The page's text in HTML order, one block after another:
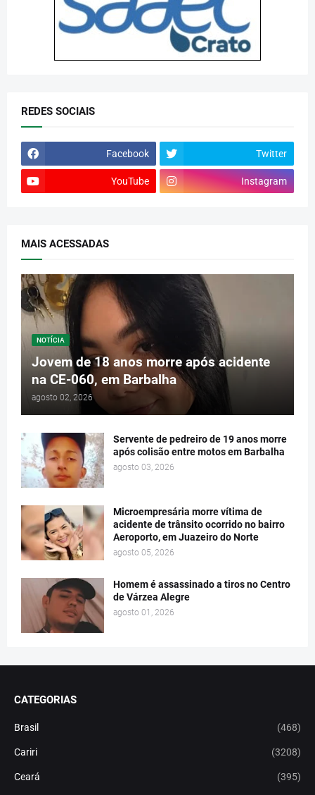
REDES SOCIAIS
Facebook Twitter
YouTube Instagram
MAIS ACESSADAS
NOTÍCIA
Jovem de 18 anos morre após acidente
na CE-060, em Barbalha
agosto 02, 2026
Servente de pedreiro de 19 anos morre
após colisão entre motos em Barbalha
agosto 03, 2026
Microempresária morre vítima de
acidente de trânsito ocorrido no bairro
Aeroporto, em Juazeiro do Norte
agosto 05, 2026
Homem é assassinado a tiros no Centro
de Várzea Alegre
agosto 01, 2026
CATEGORIAS
Brasil (468)
Cariri (3208)
Ceará (395)